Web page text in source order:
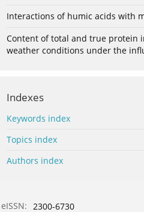
Interactions of humic acids with
Content of total and true protein
weather conditions under the
Indexes
Keywords index
Topics index
Authors index
eISSN: 2300-6730